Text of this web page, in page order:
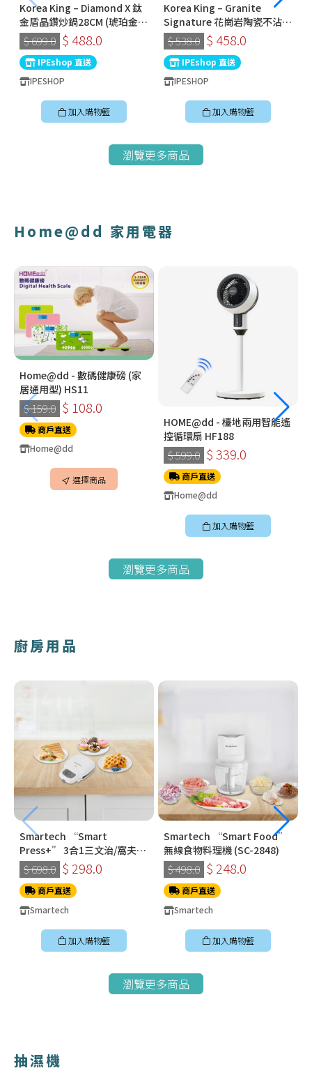
Korea King – Diamond X 鈦
金盾晶鑽炒鍋28CM (琥珀金) |
韓國製易潔鑊 (連蓋)
$ 699.0 $ 488.0
IPEshop 直送
IPESHOP
加入購物籃
Korea King – Granite
Signature 花崗岩陶瓷不沾鍋
〡32cm深炒鍋 〡經典炭黑色
〡韓國製易潔鑊
$ 538.0 $ 458.0
IPEshop 直送
IPESHOP
加入購物籃
瀏覽更多商品
Home@dd 家用電器
Home@dd - 數碼健康磅 (家
居通用型) HS11
$ 159.0 $ 108.0
商戶直送
Home@dd
選擇商品
HOME@dd - 檯地兩用智能遙
控循環扇 HF188
$ 599.0 $ 339.0
商戶直送
Home@dd
加入購物籃
瀏覽更多商品
廚房用品
Smartech “Smart
Press+” 3合1三文治/窩夫/
冬甩機 SM-2228
$ 698.0 $ 298.0
商戶直送
Smartech
加入購物籃
Smartech “Smart Food”
無線食物料理機 (SC-2848)
$ 498.0 $ 248.0
商戶直送
Smartech
加入購物籃
瀏覽更多商品
抽濕機